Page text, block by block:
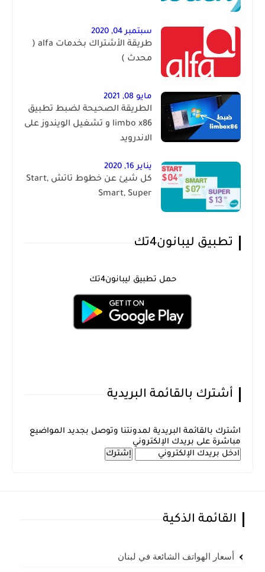
سبتمبر 04, 2020
طريقة الأشتراك بخدمات alfa (
محدث )
مايو 08, 2021
الطريقة الصحيحة لضبط تطبيق
limbo x86 و تشغيل الويندوز على
الاندرويد
يناير 16, 2020
كل شيئ عن خطوط تاتش Start,
Smart, Super
تطبيق ليبانون4تك
حمل تطبيق ليبانون4تك
أشترك بالقائمة البريدية
اشترك بالقائمة البريدية لمدونتنا وتوصل بجديد المواضيع
مباشرة على بريدك الإلكتروني
القائمة الذكية
أسعار الهواتف الشائعة في لبنان